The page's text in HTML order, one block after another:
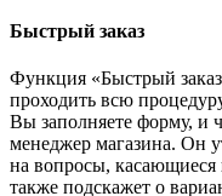
Быстрый заказ
Функция «Быстрый
проходить всю
Вы заполняете форму, и
менеджер магазина. Он
на вопросы, касающиеся
также подскажет о